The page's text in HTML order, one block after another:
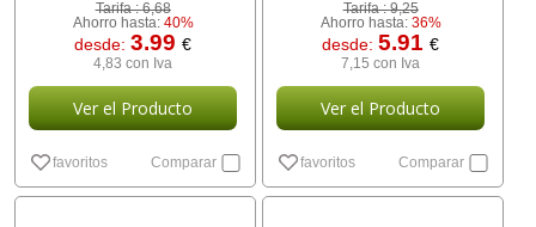
Tarifa :6,68
Ahorro hasta: 40%
desde:3.99€
4,83 con Iva
Ver el Producto
favoritos Comparar
Tarifa :9,25
Ahorro hasta: 36%
desde:5.91€
7,15 con Iva
Ver el Producto
favoritos Comparar